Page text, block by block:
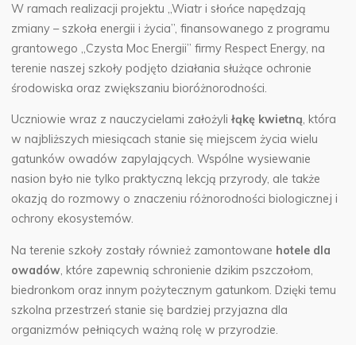
W ramach realizacji projektu „Wiatr i słońce napędzają
zmiany – szkoła energii i życia”, finansowanego z programu
grantowego „Czysta Moc Energii” firmy Respect Energy, na
terenie naszej szkoły podjęto działania służące ochronie
środowiska oraz zwiększaniu bioróżnorodności.
Uczniowie wraz z nauczycielami założyliłąkę kwietną, która
w najbliższych miesiącach stanie się miejscem życia wielu
gatunków owadów zapylających. Wspólne wysiewanie
nasion było nie tylko praktyczną lekcją przyrody, ale także
okazją do rozmowy o znaczeniu różnorodności biologicznej i
ochrony ekosystemów.
Na terenie szkoły zostały również zamontowane hotele dla
owadów, które zapewnią schronienie dzikim pszczołom,
biedronkom oraz innym pożytecznym gatunkom. Dzięki temu
szkolna przestrzeń stanie się bardziej przyjazna dla
organizmów pełniących ważną rolę w przyrodzie.